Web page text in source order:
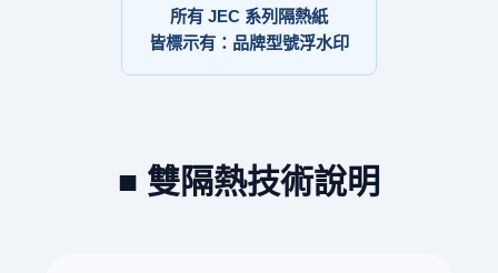
所有 JEC 系列隔熱紙
皆標示有：品牌型號浮水印
■ 雙隔熱技術說明